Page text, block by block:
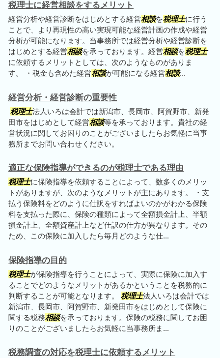
税理士に経営相談をするメリット
経営分析や経営診断をはじめとする経営相談を税理士に行う
ことで、より再現性の高い実現可能な経営計画の作成や経営
分析が可能になります。当事務所では経営分析や経営診断を
はじめとする経営相談を承っております。経営相談を税理士
に依頼するメリットとしては、次のようなものがありま
す。 ・税金も含めた経営相談が可能になる経営相談...
経営分析・経営診断の重要性
税理士法人いろは会計では新潟市、長岡市、阿賀野市、新発
田市をはじめとして経営相談等を承っております。貴社の経
営状況に関してお困りのことがございましたらお気軽に当事
務所までお問い合わせください。
適正な保険指導ができるのが税理士である理由
税理士に保険指導を依頼することによって、数多くのメリッ
トがありますが、次のようなメリットが主にあります。 ・支
払う保険料をどのように仕訳をすればよいのかがわかる保険
料を支払った際に、保険の種類によって全額損金計上、半額
損金計上、全額資産計上など仕訳の仕方が異なります。その
ため、この保険に加入したら毎月どのような仕...
保険指導の目的
税理士が保険指導を行うことによって、実際に保険に加入す
ることでどのようなメリットがあるかということを税務的に
判断することが可能となります。 税理士法人いろは会計では
新潟市、長岡市、阿賀野市、新発田市をはじめとして保険に
関する税務相談を承っております。保険の税務に関してお困
りのことがございましたらお気軽に当事務所ま...
税務調査の対応を税理士に依頼するメリット